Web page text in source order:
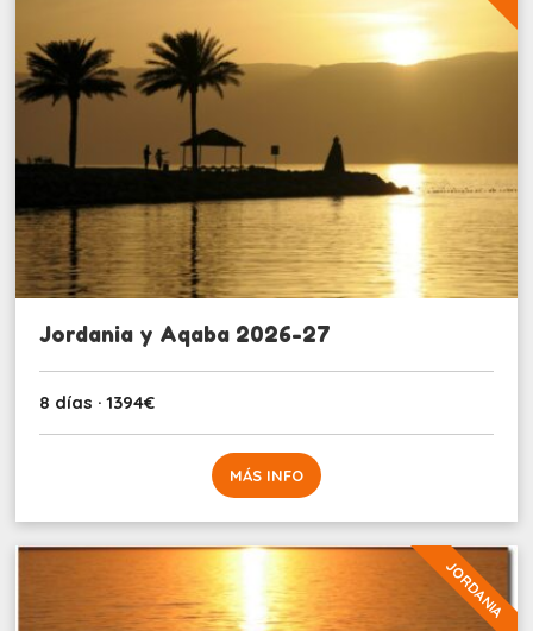
Jordania y Aqaba 2026-27
8 días · 1394€
MÁS INFO
JORDANIA